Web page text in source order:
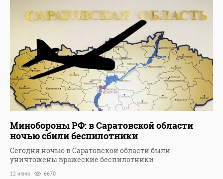
Минобороны РФ: в Саратовской области
ночью сбили беспилотники
Сегодня ночью в Саратовской области были
уничтожены вражеские беспилотники
12 июня 6670